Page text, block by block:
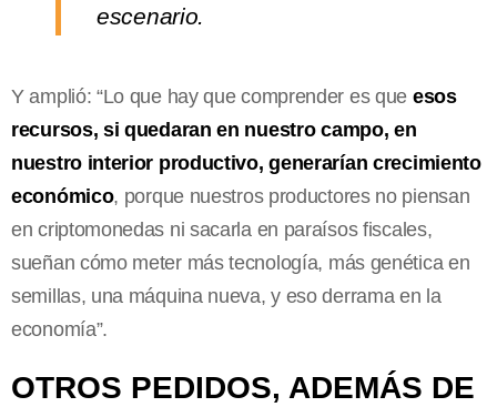
escenario.
Y amplió: “Lo que hay que comprender es que esos
recursos, si quedaran en nuestro campo, en
nuestro interior productivo, generarían crecimiento
económico, porque nuestros productores no piensan
en criptomonedas ni sacarla en paraísos fiscales,
sueñan cómo meter más tecnología, más genética en
semillas, una máquina nueva, y eso derrama en la
economía”.
OTROS PEDIDOS, ADEMÁS DE